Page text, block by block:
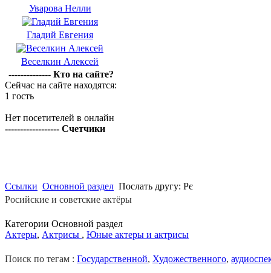
Уварова Нелли
Гладий Евгения
Веселкин Алексей
-------------- Кто на сайте?
Сейчас на сайте находятся:
1 гость
Нет посетителей в онлайн
------------------ Счетчики
Ссылки Основной раздел Послать другу: Рє
Росийские и советские актёры
Категории Основной раздел
Актеры, Актрисы , Юные актеры и актрисы
Поиск по тегам : Государственной, Художественного,